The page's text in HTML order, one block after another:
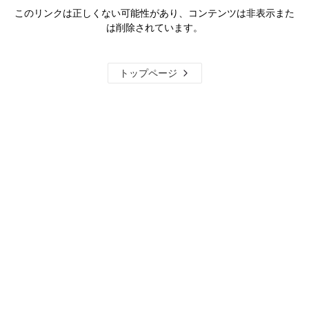
このリンクは正しくない可能性があり、コンテンツは非表示また
は削除されています。
トップページ